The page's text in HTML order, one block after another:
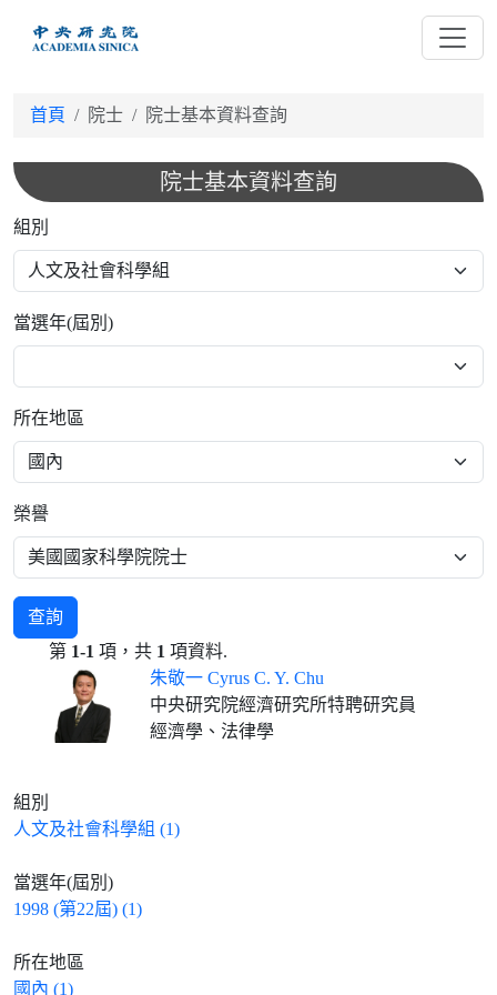
首頁 院士 院士基本資料查詢
院士基本資料查詢
組別
當選年(屆別)
所在地區
榮譽
查詢
第 1-1 項，共 1 項資料.
朱敬一 Cyrus C. Y. Chu
中央研究院經濟研究所特聘研究員
經濟學、法律學
組別
人文及社會科學組 (1)
當選年(屆別)
1998 (第22屆) (1)
所在地區
國內 (1)